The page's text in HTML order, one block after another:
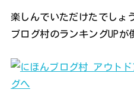
楽しんでいただけたでしょ
ブログ村のランキングUPが